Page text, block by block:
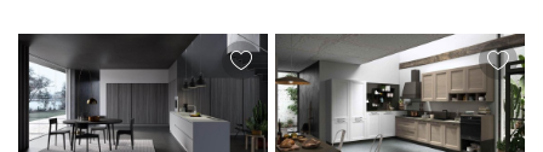
Lousiana
модерн
Подробнее
Запросить цену
модерн
Подробнее
Запросить цену